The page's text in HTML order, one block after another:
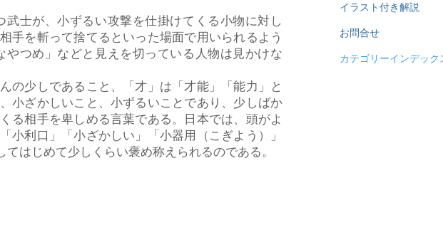
士が、小ずるい攻撃を仕掛けてくる小物に対し
手を斬って捨てるといった場面で用いられるよう
つめ」などと見えを切っている人物は見かけな
の少しであること、「才」は「才能」「能力」と
小ざかしいこと、小ずるいことであり、少しばか
る相手を卑しめる言葉である。日本では、頭がよ
利口」「小ざかしい」「小器用（こぎよう）」
はじめて少しくらい褒め称えられるのである。
イラスト付き解説
お問合せ
カテゴリーインデック